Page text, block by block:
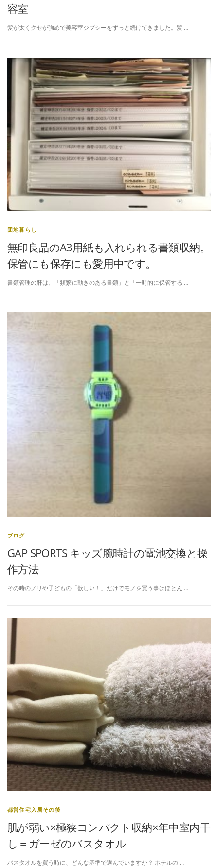
容室
髪が太くクセが強めで美容室ジプシーをずっと続けてきました。髪 …
団地暮らし
無印良品のA3用紙も入れられる書類収納。
保管にも保存にも愛用中です。
書類管理の肝は、「頻繁に動きのある書類」と「一時的に保管する …
ブログ
GAP SPORTS キッズ腕時計の電池交換と操
作方法
その時のノリや子どもの「欲しい！」だけでモノを買う事はほとん …
都営住宅入居その後
肌が弱い×極狭コンパクト収納×年中室内干
し＝ガーゼのバスタオル
バスタオルを買う時に、どんな基準で選んでいますか？ ホテルの …